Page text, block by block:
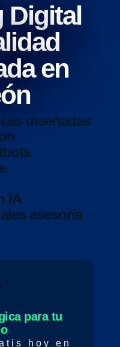
Digital
en
diseñadas
IA
asesoría
para tu
hoy en